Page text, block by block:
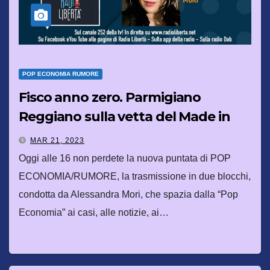
POP ECONOMIA RUMORE
Fisco anno zero. Parmigiano
Reggiano sulla vetta del Made in
Italy
MAR 21, 2023
Oggi alle 16 non perdete la nuova puntata di POP
ECONOMIA/RUMORE, la trasmissione in due blocchi,
condotta da Alessandra Mori, che spazia dalla “Pop
Economia” ai casi, alle notizie, ai…